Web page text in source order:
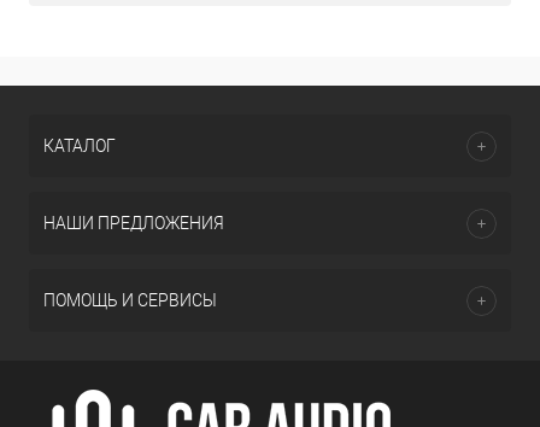
КАТАЛОГ
НАШИ ПРЕДЛОЖЕНИЯ
ПОМОЩЬ И СЕРВИСЫ